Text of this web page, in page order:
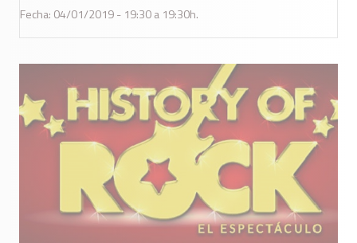
Fecha: 04/01/2019 - 19:30 a 19:30h.